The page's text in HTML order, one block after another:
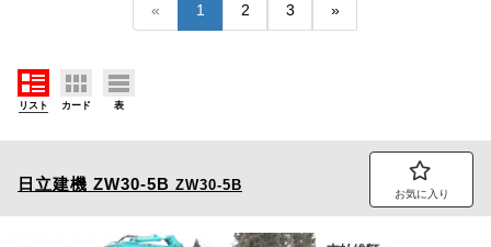
« 1 2 3 »
リスト カード 表
日立建機 ZW30-5B ZW30-5B
お気に入り